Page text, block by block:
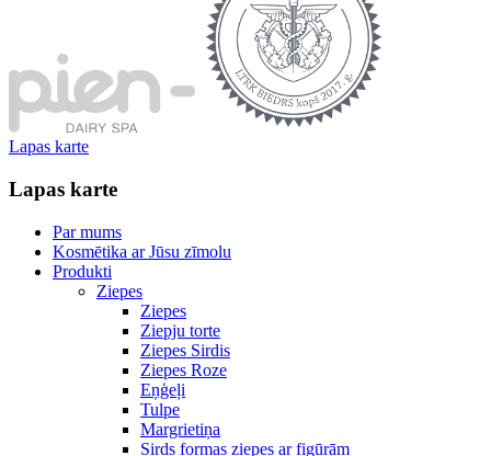
Lapas karte
Lapas karte
Par mums
Kosmētika ar Jūsu zīmolu
Produkti
Ziepes
Ziepes
Ziepju torte
Ziepes Sirdis
Ziepes Roze
Eņģeļi
Tulpe
Margrietiņa
Sirds formas ziepes ar figūrām